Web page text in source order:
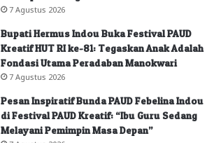
7 Agustus 2026
Bupati Hermus Indou Buka Festival PAUD
Kreatif HUT RI ke-81: Tegaskan Anak Adalah
Fondasi Utama Peradaban Manokwari
7 Agustus 2026
Pesan Inspiratif Bunda PAUD Febelina Indou
di Festival PAUD Kreatif: “Ibu Guru Sedang
Melayani Pemimpin Masa Depan”